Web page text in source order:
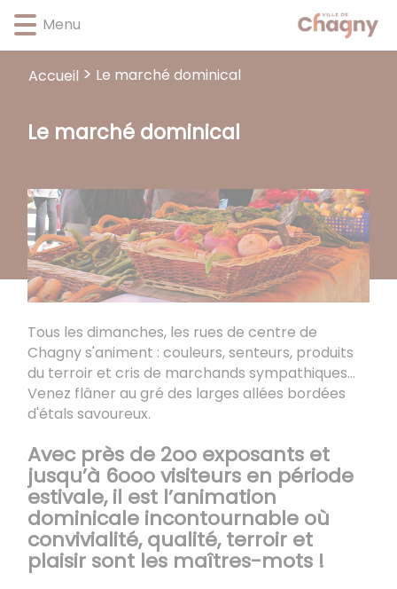
Lien
d'accès
rapide
Lien
d'accès
rapide
Lien
d'accès
rapide
Lien
d'accès
rapide
page
Menu
Accueil Le marché dominical
Le marché dominical
Tous les dimanches, les rues de centre de
Chagny s'animent : couleurs, senteurs, produits
du terroir et cris de marchands sympathiques...
Venez flâner au gré des larges allées bordées
d'étals savoureux.
Avec près de 2oo exposants et
jusqu’à 6ooo visiteurs en période
estivale, il est l’animation
dominicale incontournable où
convivialité, qualité, terroir et
plaisir sont les maîtres-mots !